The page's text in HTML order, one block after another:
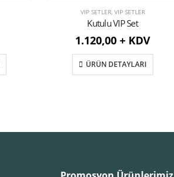
VIP SETLER, VIP SETLER
Kutulu VIP Set
1.120,00 + KDV
ÜRÜN DETAYLARI